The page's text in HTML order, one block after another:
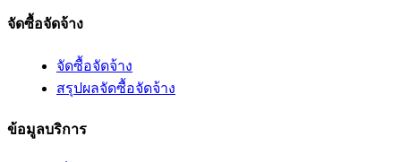
จัดซื้อจัดจ้าง
จัดซื้อจัดจ้าง
สรุปผลจัดซื้อจัดจ้าง
ข้อมูลบริการ